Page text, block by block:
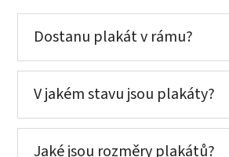
Dostanu plakát v rámu?
V jakém stavu jsou plakáty?
Jaké jsou rozměry plakátů?